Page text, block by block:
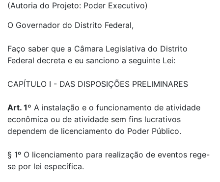
(Autoria do Projeto: Poder Executivo)
O Governador do Distrito Federal,
Faço saber que a Câmara Legislativa do Distrito
Federal decreta e eu sanciono a seguinte Lei:
CAPÍTULO I - DAS DISPOSIÇÕES PRELIMINARES
Art. 1º A instalação e o funcionamento de atividade
econômica ou de atividade sem fins lucrativos
dependem de licenciamento do Poder Público.
§ 1º O licenciamento para realização de eventos rege-
se por lei específica.